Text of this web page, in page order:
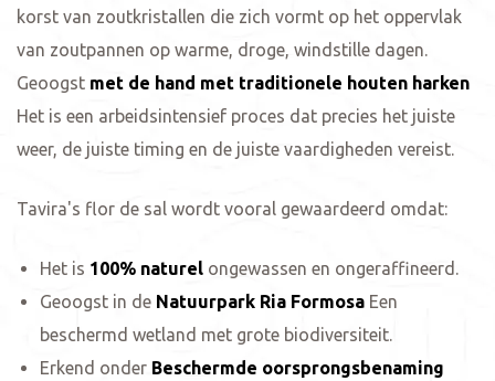
korst van zoutkristallen die zich vormt op het oppervlak
van zoutpannen op warme, droge, windstille dagen.
Geoogst met de hand met traditionele houten harken
Het is een arbeidsintensief proces dat precies het juiste
weer, de juiste timing en de juiste vaardigheden vereist.
Tavira's flor de sal wordt vooral gewaardeerd omdat:
Het is 100% naturelongewassen en ongeraffineerd.
Geoogst in de Natuurpark Ria FormosaEen
beschermd wetland met grote biodiversiteit.
Erkend onder Beschermde oorsprongsbenaming